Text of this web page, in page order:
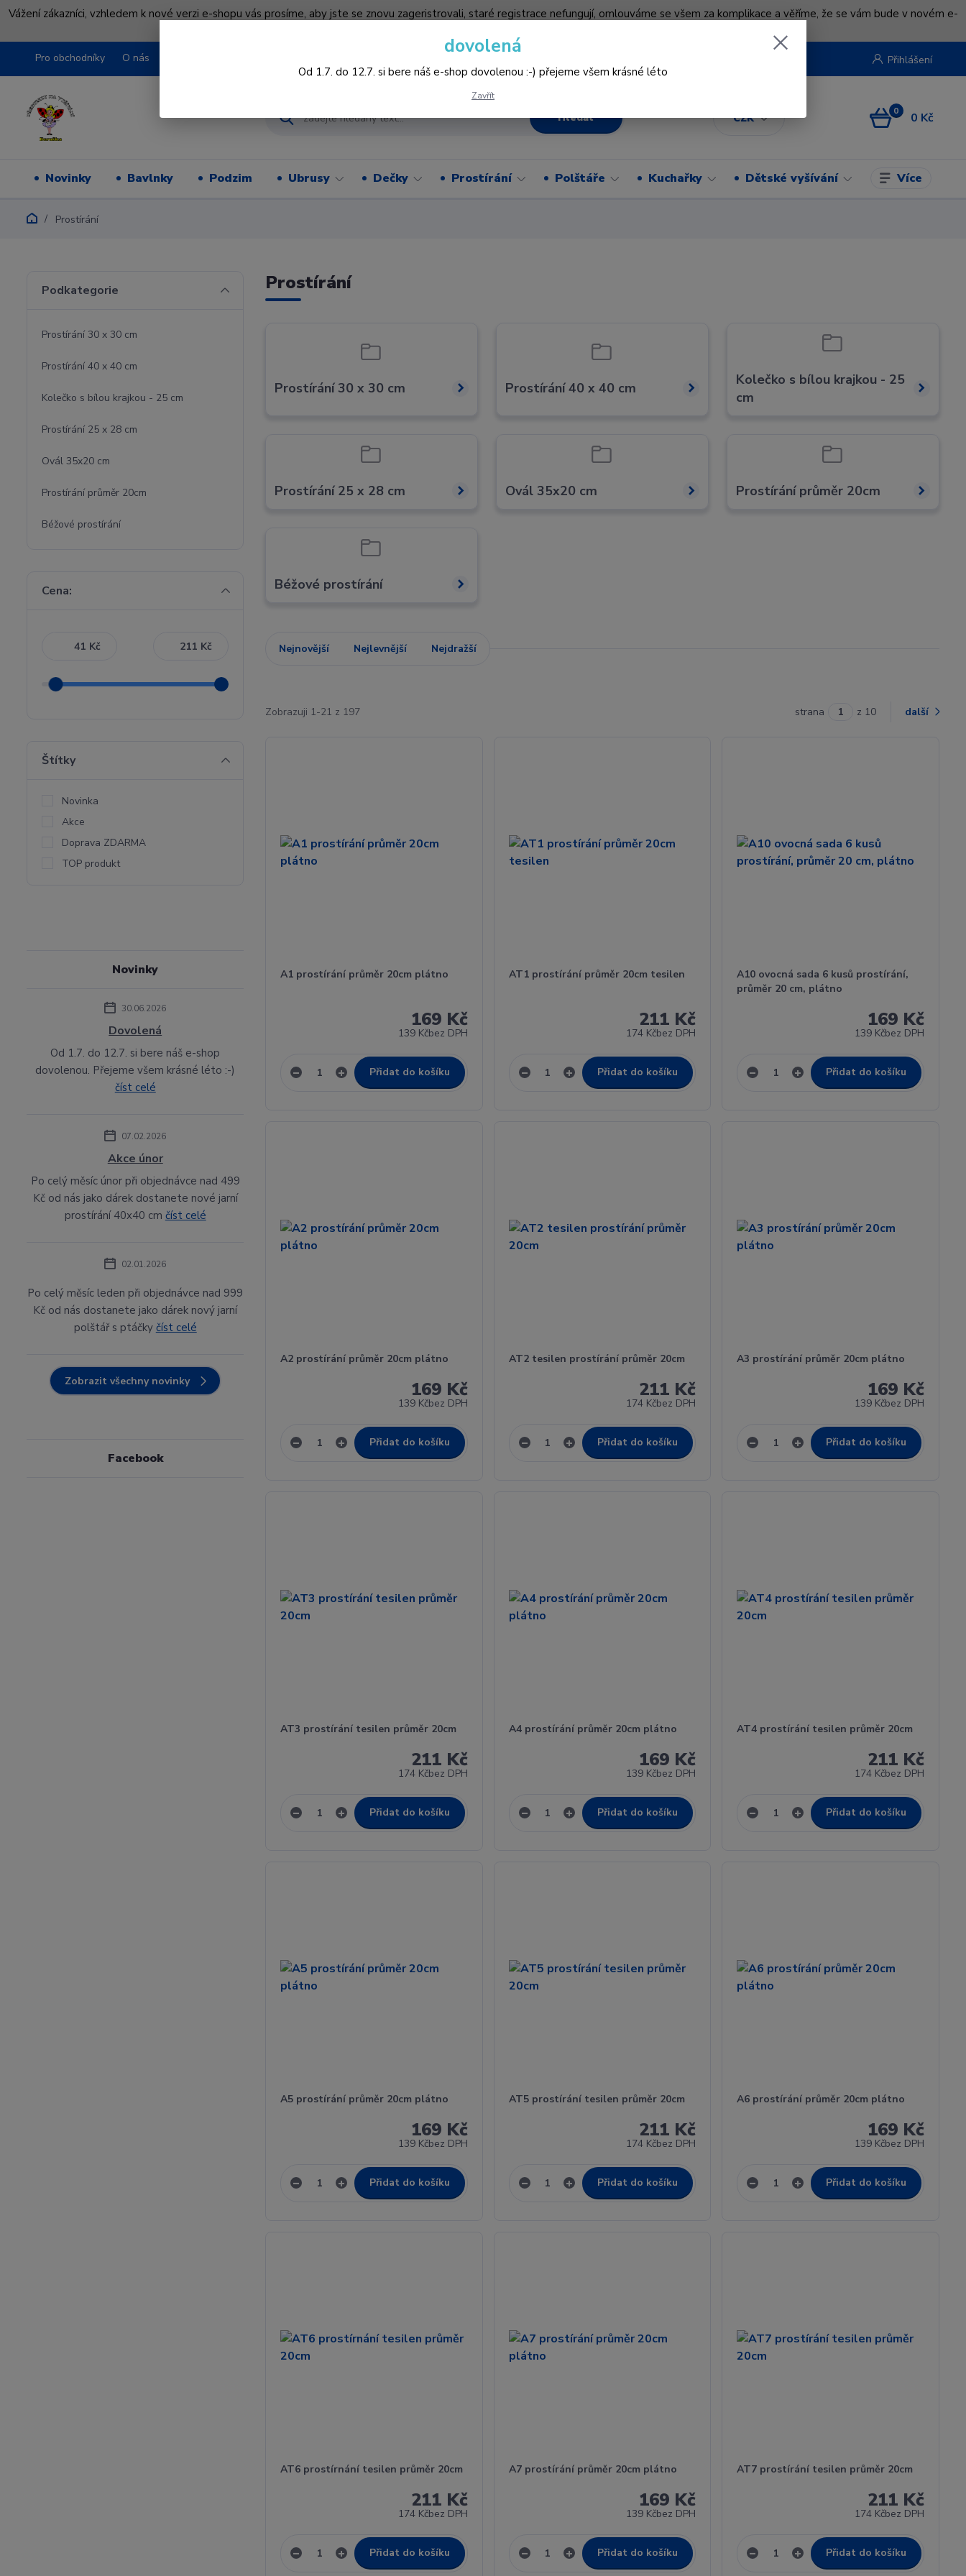
Vážení zákazníci, vzhledem k nové verzi e-shopu vás prosíme, aby jste se znovu zageristrovali, staré registrace nefungují, omlouváme se všem za komplikace a věříme, že se vám bude v novém e-
Pro obchodníky O nás
CZK
Přihlášení
Hledat 0 0 Kč
Novinky Bavlnky Podzim Ubrusy Dečky Prostírání Polštáře Kuchařky Dětské vyšívání Více
Prostírání
Prostírání
Prostírání 30 x 30 cm Prostírání 40 x 40 cm
Kolečko s bílou krajkou - 25
cm
Prostírání 25 x 28 cm Ovál 35x20 cm Prostírání průměr 20cm
Béžové prostírání
Nejnovější Nejlevnější Nejdražší
Zobrazuji 1-21 z 197 strana z 10 další
A1 prostírání průměr 20cm plátno
169 Kč
139 Kčbez DPH
Přidat do košíku
AT1 prostírání průměr 20cm tesilen
211 Kč
174 Kčbez DPH
Přidat do košíku
A10 ovocná sada 6 kusů prostírání,
průměr 20 cm, plátno
169 Kč
139 Kčbez DPH
Přidat do košíku
A2 prostírání průměr 20cm plátno
169 Kč
139 Kčbez DPH
Přidat do košíku
AT2 tesilen prostírání průměr 20cm
211 Kč
174 Kčbez DPH
Přidat do košíku
A3 prostírání průměr 20cm plátno
169 Kč
139 Kčbez DPH
Přidat do košíku
AT3 prostírání tesilen průměr 20cm
211 Kč
174 Kčbez DPH
Přidat do košíku
A4 prostírání průměr 20cm plátno
169 Kč
139 Kčbez DPH
Přidat do košíku
AT4 prostírání tesilen průměr 20cm
211 Kč
174 Kčbez DPH
Přidat do košíku
A5 prostírání průměr 20cm plátno
169 Kč
139 Kčbez DPH
Přidat do košíku
AT5 prostírání tesilen průměr 20cm
211 Kč
174 Kčbez DPH
Přidat do košíku
A6 prostírání průměr 20cm plátno
169 Kč
139 Kčbez DPH
Přidat do košíku
AT6 prostírnání tesilen průměr 20cm
211 Kč
174 Kčbez DPH
Přidat do košíku
A7 prostírání průměr 20cm plátno
169 Kč
139 Kčbez DPH
Přidat do košíku
AT7 prostírání tesilen průměr 20cm
211 Kč
174 Kčbez DPH
Přidat do košíku
Podkategorie
Prostírání 30 x 30 cm
Prostírání 40 x 40 cm
Kolečko s bílou krajkou - 25 cm
Prostírání 25 x 28 cm
Ovál 35x20 cm
Prostírání průměr 20cm
Béžové prostírání
Cena:
Kč Kč
Štítky
Novinka
Akce
Doprava ZDARMA
TOP produkt
Novinky
30.06.2026
Dovolená
Od 1.7. do 12.7. si bere náš e-shop
dovolenou. Přejeme všem krásné léto :-)
číst celé
07.02.2026
Akce únor
Po celý měsíc únor při objednávce nad 499
Kč od nás jako dárek dostanete nové jarní
prostírání 40x40 cm číst celé
02.01.2026
Po celý měsíc leden při objednávce nad 999
Kč od nás dostanete jako dárek nový jarní
polštář s ptáčky číst celé
Zobrazit všechny novinky
Facebook
dovolená
Od 1.7. do 12.7. si bere náš e-shop dovolenou :-) přejeme všem krásné léto
Zavřít